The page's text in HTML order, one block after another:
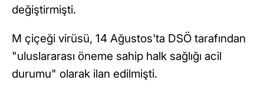
değiştirmişti.
M çiçeği virüsü, 14 Ağustos'ta DSÖ tarafından
"uluslararası öneme sahip halk sağlığı acil
durumu" olarak ilan edilmişti.